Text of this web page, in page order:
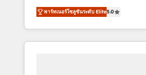
migrations, change management,
integration, and creative
deliver measurable impact and
brand experiences As one of the few full-
พาร์ทเนอร์โซลูชันระดับ Elite5.0